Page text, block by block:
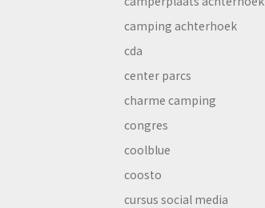
camping achterhoek
cda
center parcs
charme camping
congres
coolblue
coosto
cursus social media